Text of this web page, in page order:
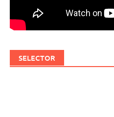
SELECTOR